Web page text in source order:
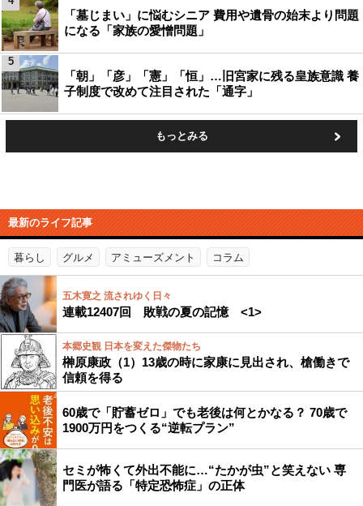
「墓じまい」に悩むシニア 費用や遺骨の始末より問題
になる「家族の愛憎問題」
「朝」「彦」「憲」「恒」…旧宮家に残る皇族意識 養
子制度で改めて注目された「通字」
5
もっとみる
最新のライフ記事
暮らし グルメ アミューズメント コラム
五木寛之 流されゆく日々
連載12407回 敗戦の夏の記憶 <1>
本郷史観 日本を変えた傑物たち
榊原康政（1）13歳の時に家康に見出され、槍働きで
信頼を得る
60歳で「貯蓄ゼロ」でも老後は何とかなる？ 70歳で
1900万円をつくる“逆転プラン”
セミが怖くて外出不能に…“たかが虫”と笑えない 専
門医が語る「特定恐怖症」の正体